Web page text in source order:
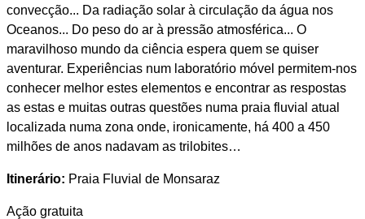
convecção... Da radiação solar à circulação da água nos
Oceanos... Do peso do ar à pressão atmosférica... O
maravilhoso mundo da ciência espera quem se quiser
aventurar. Experiências num laboratório móvel permitem-nos
conhecer melhor estes elementos e encontrar as respostas
as estas e muitas outras questões numa praia fluvial atual
localizada numa zona onde, ironicamente, há 400 a 450
milhões de anos nadavam as trilobites…
Itinerário: Praia Fluvial de Monsaraz
Ação gratuita